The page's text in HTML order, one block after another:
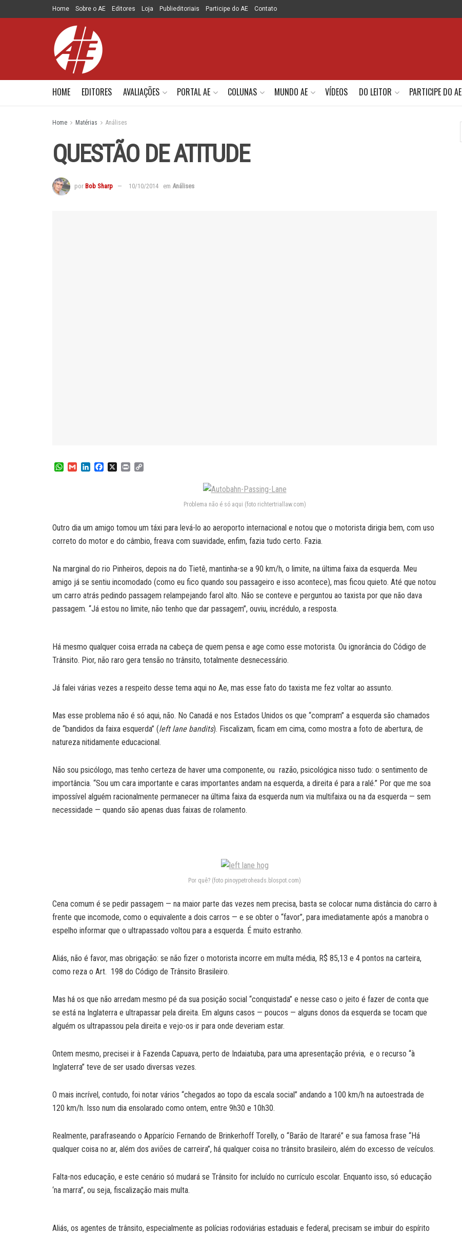
Home Sobre o AE Editores Loja Publieditoriais Participe do AE Contato
HOME EDITORES AVALIAÇÕES PORTAL AE COLUNAS MUNDO AE VÍDEOS DO LEITOR PARTICIPE DO AE
Home Matérias Análises
QUESTÃO DE ATITUDE
por Bob Sharp 10/10/2014 em Análises
W
p
G
n
k
X
P
k
Problema não é só aqui (foto richtertriallaw.com)
Outro dia um amigo tomou um táxi para levá-lo ao aeroporto internacional e notou que o motorista dirigia bem, com uso
correto do motor e do câmbio, freava com suavidade, enfim, fazia tudo certo. Fazia.
Na marginal do rio Pinheiros, depois na do Tietê, mantinha-se a 90 km/h, o limite, na última faixa da esquerda. Meu
amigo já se sentiu incomodado (como eu fico quando sou passageiro e isso acontece), mas ficou quieto. Até que notou
um carro atrás pedindo passagem relampejando farol alto. Não se conteve e perguntou ao taxista por que não dava
passagem. “Já estou no limite, não tenho que dar passagem”, ouviu, incrédulo, a resposta.
Há mesmo qualquer coisa errada na cabeça de quem pensa e age como esse motorista. Ou ignorância do Código de
Trânsito. Pior, não raro gera tensão no trânsito, totalmente desnecessário.
Já falei várias vezes a respeito desse tema aqui no Ae, mas esse fato do taxista me fez voltar ao assunto.
Mas esse problema não é só aqui, não. No Canadá e nos Estados Unidos os que “compram” a esquerda são chamados
de “bandidos da faixa esquerda” (left lane bandits). Fiscalizam, ficam em cima, como mostra a foto de abertura, de
natureza nitidamente educacional.
Não sou psicólogo, mas tenho certeza de haver uma componente, ou razão, psicológica nisso tudo: o sentimento de
importância. “Sou um cara importante e caras importantes andam na esquerda, a direita é para a ralé.” Por que me soa
impossível alguém racionalmente permanecer na última faixa da esquerda num via multifaixa ou na da esquerda — sem
necessidade — quando são apenas duas faixas de rolamento.
Por quê? (foto pinoypetroheads.blospot.com)
Cena comum é se pedir passagem — na maior parte das vezes nem precisa, basta se colocar numa distância do carro à
frente que incomode, como o equivalente a dois carros — e se obter o “favor”, para imediatamente após a manobra o
espelho informar que o ultrapassado voltou para a esquerda. É muito estranho.
Aliás, não é favor, mas obrigação: se não fizer o motorista incorre em multa média, R$ 85,13 e 4 pontos na carteira,
como reza o Art. 198 do Código de Trânsito Brasileiro.
Mas há os que não arredam mesmo pé da sua posição social “conquistada” e nesse caso o jeito é fazer de conta que
se está na Inglaterra e ultrapassar pela direita. Em alguns casos — poucos — alguns donos da esquerda se tocam que
alguém os ultrapassou pela direita e vejo-os ir para onde deveriam estar.
Ontem mesmo, precisei ir à Fazenda Capuava, perto de Indaiatuba, para uma apresentação prévia, e o recurso “à
Inglaterra” teve de ser usado diversas vezes.
O mais incrível, contudo, foi notar vários “chegados ao topo da escala social” andando a 100 km/h na autoestrada de
120 km/h. Isso num dia ensolarado como ontem, entre 9h30 e 10h30.
Realmente, parafraseando o Apparício Fernando de Brinkerhoff Torelly, o “Barão de Itararé” e sua famosa frase “Há
qualquer coisa no ar, além dos aviões de carreira”, há qualquer coisa no trânsito brasileiro, além do excesso de veículos.
Falta-nos educação, e este cenário só mudará se Trânsito for incluído no currículo escolar. Enquanto isso, só educação
‘na marra”, ou seja, fiscalização mais multa.
Aliás, os agentes de trânsito, especialmente as polícias rodoviárias estaduais e federal, precisam se imbuir do espírito